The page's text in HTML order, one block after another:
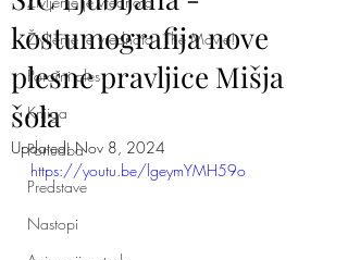
Življenje je vrednota - The Movie!
Poročni ples
Knjiga
Ponudba
Predstave
Nastopi
kostumografija nove
plesne pravljice Mišja
šola
Updated:Nov 8, 2024
https://youtu.be/lgeymYMH59o